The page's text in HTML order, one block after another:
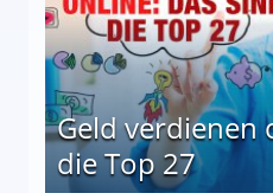
Geld verdienen
die Top 27